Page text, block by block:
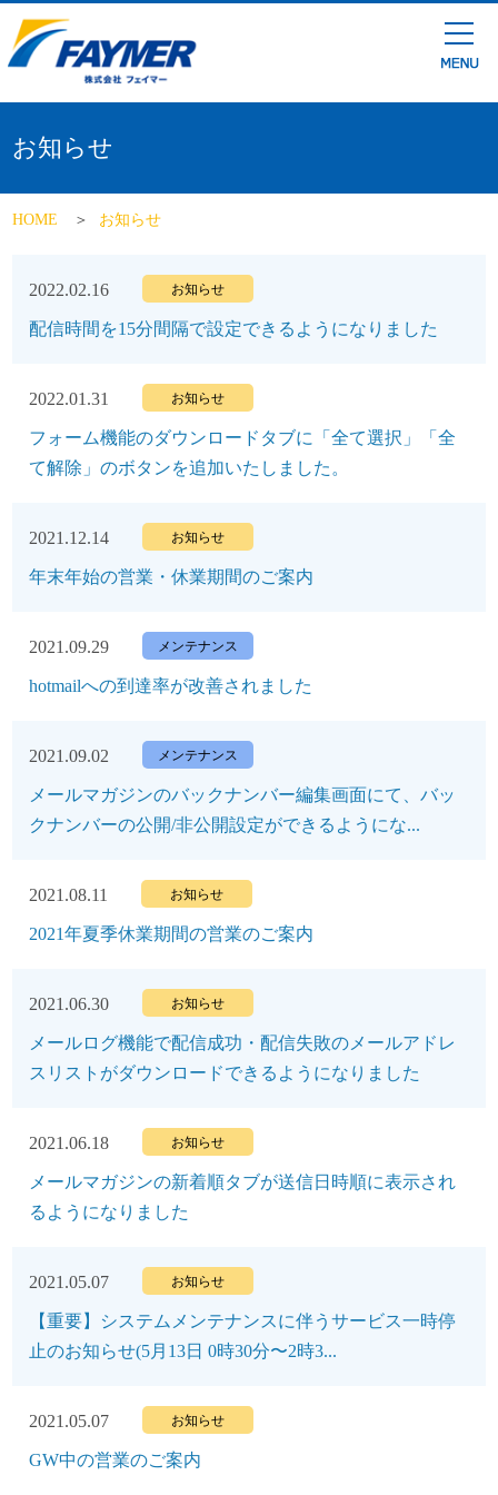
お知らせ
HOME お知らせ
2022.02.16 お知らせ
配信時間を15分間隔で設定できるようになりました
2022.01.31 お知らせ
フォーム機能のダウンロードタブに「全て選択」「全
て解除」のボタンを追加いたしました。
2021.12.14 お知らせ
年末年始の営業・休業期間のご案内
2021.09.29 メンテナンス
hotmailへの到達率が改善されました
2021.09.02 メンテナンス
メールマガジンのバックナンバー編集画面にて、バッ
クナンバーの公開/非公開設定ができるようにな...
2021.08.11 お知らせ
2021年夏季休業期間の営業のご案内
2021.06.30 お知らせ
メールログ機能で配信成功・配信失敗のメールアドレ
スリストがダウンロードできるようになりました
2021.06.18 お知らせ
メールマガジンの新着順タブが送信日時順に表示され
るようになりました
2021.05.07 お知らせ
【重要】システムメンテナンスに伴うサービス一時停
止のお知らせ(5月13日 0時30分〜2時3...
2021.05.07 お知らせ
GW中の営業のご案内